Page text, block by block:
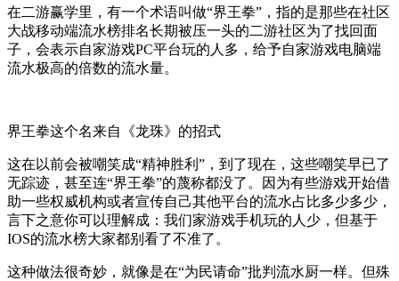
在二游赢学里，有一个术语叫做“界王拳”，指的是那些在社区
大战移动端流水榜排名长期被压一头的二游社区为了找回面
子，会表示自家游戏PC平台玩的人多，给予自家游戏电脑端
流水极高的倍数的流水量。
界王拳这个名来自《龙珠》的招式
这在以前会被嘲笑成“精神胜利”，到了现在，这些嘲笑早已了
无踪迹，甚至连“界王拳”的蔑称都没了。因为有些游戏开始借
助一些权威机构或者宣传自己其他平台的流水占比多少多少，
言下之意你可以理解成：我们家游戏手机玩的人少，但基于
IOS的流水榜大家都别看了不准了。
这种做法很奇妙，就像是在“为民请命”批判流水厨一样。但殊